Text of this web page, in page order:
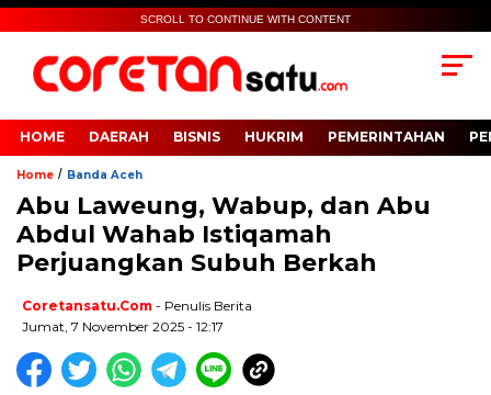
SCROLL TO CONTINUE WITH CONTENT
HOME DAERAH BISNIS HUKRIM PEMERINTAHAN
Home / Banda Aceh
Abu Laweung, Wabup, dan Abu
Abdul Wahab Istiqamah
Perjuangkan Subuh Berkah
Coretansatu.com - Penulis Berita
Jumat, 7 November 2025 - 12:17